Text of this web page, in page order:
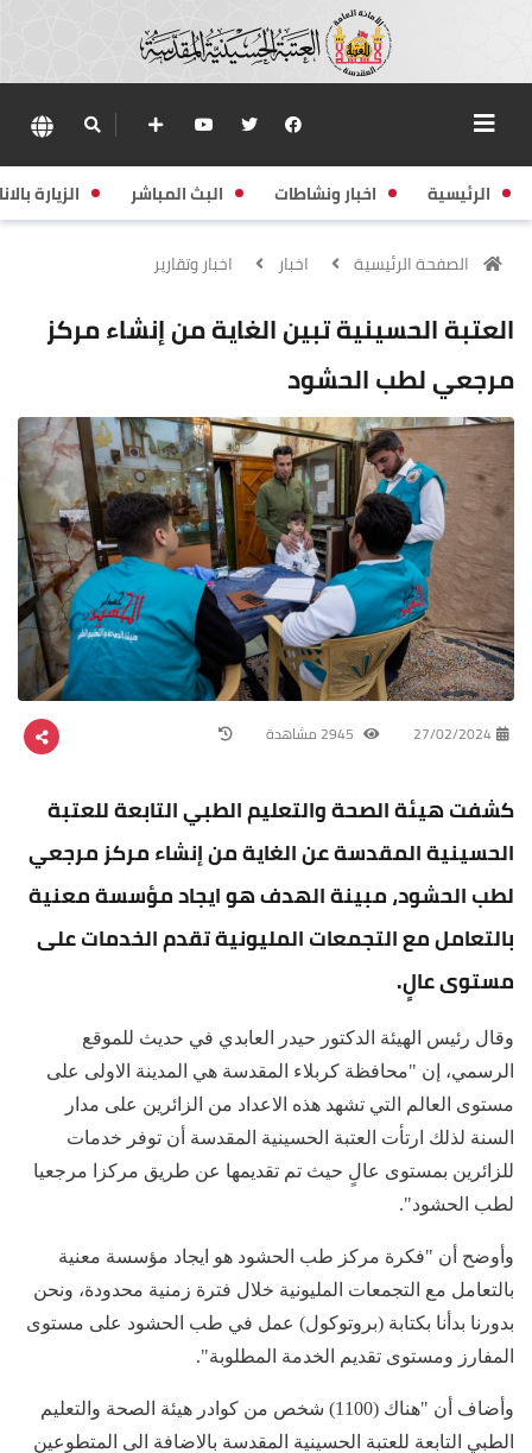
الرئيسية اخبار ونشاطات البث المباشر الزيارة
الصفحة الرئيسية اخبار اخبار وتقارير
العتبة الحسينية تبين الغاية من إنشاء مركز
مرجعي لطب الحشود
27/02/2024
كشفت هيئة الصحة والتعليم الطبي التابعة للعتبة
الحسينية المقدسة عن الغاية من إنشاء مركز مرجعي
لطب الحشود، مبينة الهدف هو ايجاد مؤسسة معنية
بالتعامل مع التجمعات المليونية تقدم الخدمات على
مستوى عالٍ.
وقال رئيس الهيئة الدكتور حيدر العابدي في حديث للموقع
الرسمي، إن "محافظة كربلاء المقدسة هي المدينة الاولى على
مستوى العالم التي تشهد هذه الاعداد من الزائرين على مدار
السنة لذلك ارتأت العتبة الحسينية المقدسة أن توفر خدمات
للزائرين بمستوى عالٍ حيث تم تقديمها عن طريق مركزا مرجعيا
لطب الحشود".
وأوضح أن "فكرة مركز طب الحشود هو ايجاد مؤسسة معنية
بالتعامل مع التجمعات المليونية خلال فترة زمنية محدودة، ونحن
بدورنا بدأنا بكتابة (بروتوكول) عمل في طب الحشود على مستوى
المفارز ومستوى تقديم الخدمة المطلوبة".
وأضاف أن "هناك (1100) شخص من كوادر هيئة الصحة والتعليم
الطبي التابعة للعتبة الحسينية المقدسة بالاضافة الى المتطوعين